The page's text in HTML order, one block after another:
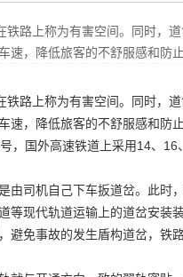
路上称为有害空间。同时，
速，降低旅客的不舒服感和防
路上称为有害空间。同时，
速，降低旅客的不舒服感和防
，国外高速铁道上采用14、16
由司机自己下车扳道岔。此时
等现代轨道运输上的道岔安装
避免事故的发生盾构道岔，铁